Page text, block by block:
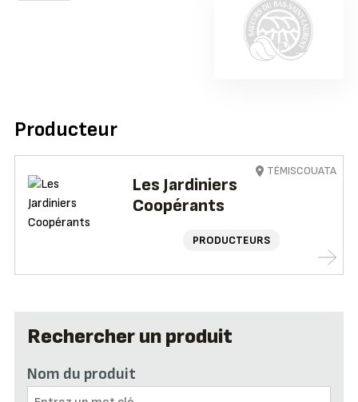
Rechercher un produit
Nom du produit
Producteur
Les Jardiniers
Coopérants
PRODUCTEURS
TÉMISCOUATA